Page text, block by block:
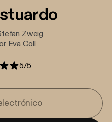
Zweig
Eva Coll
5/5